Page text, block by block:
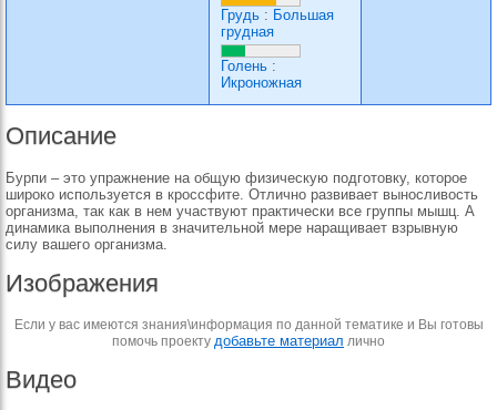
Грудь : Большая
грудная
Голень :
Икроножная
Описание
Бурпи – это упражнение на общую физическую подготовку, которое
широко используется в кроссфите. Отлично развивает выносливость
организма, так как в нем участвуют практически все группы мышц. А
динамика выполнения в значительной мере наращивает взрывную
силу вашего организма.
Изображения
Если у вас имеются знания\информация по данной тематике и Вы готовы
помочь проекту добавьте материал лично
Видео